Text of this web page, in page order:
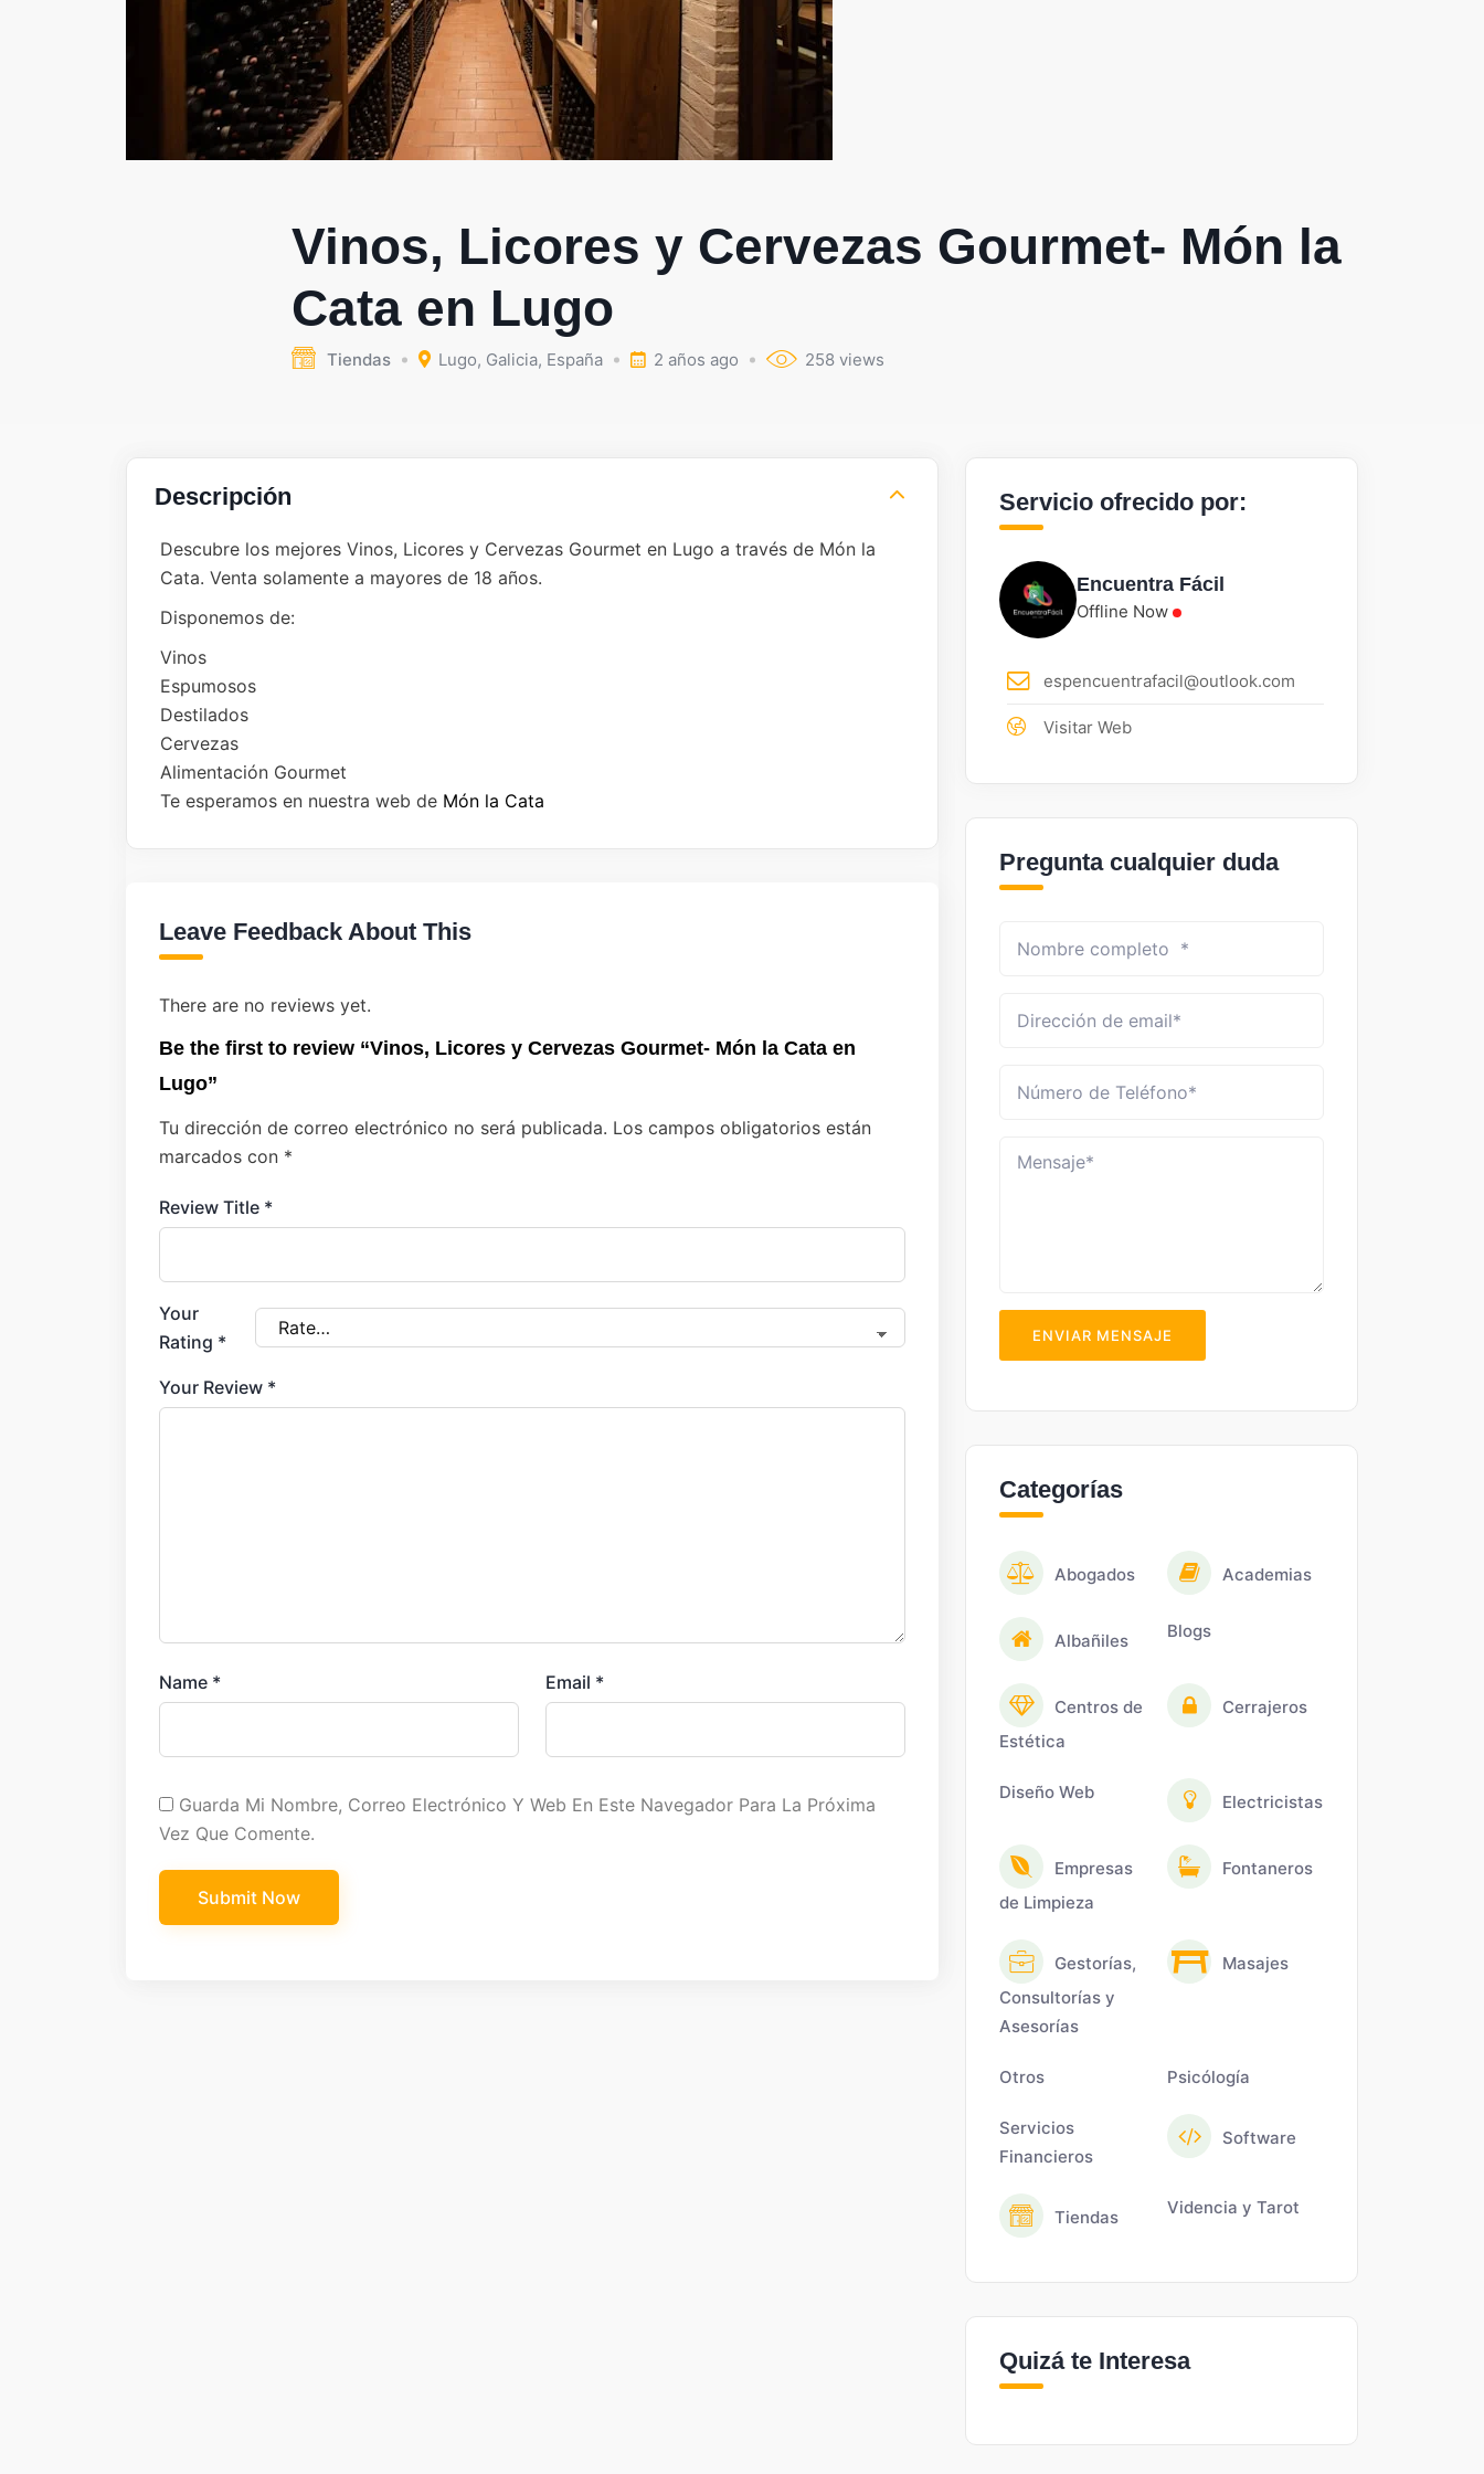
Vinos, Licores y Cervezas Gourmet- Món la
Cata en Lugo
Tiendas Lugo, Galicia, España 2 años ago 258 views
Descripción
Descubre los mejores Vinos, Licores y Cervezas Gourmet en Lugo a través de Món la
Cata. Venta solamente a mayores de 18 años.
Disponemos de:
Vinos
Espumosos
Destilados
Cervezas
Alimentación Gourmet
Te esperamos en nuestra web de Món la Cata
Leave Feedback About This
There are no reviews yet.
Be the first to review “Vinos, Licores y Cervezas Gourmet- Món la Cata en
Lugo”
Tu dirección de correo electrónico no será publicada. Los campos obligatorios están
marcados con *
Review Title *
Your
Rating *
Your Review *
Name * Email *
Guarda Mi Nombre, Correo Electrónico Y Web En Este Navegador Para La Próxima
Vez Que Comente.
Servicio ofrecido por:
Encuentra Fácil
Offline Now
espencuentrafacil@outlook.com
Visitar Web
Pregunta cualquier duda
ENVIAR MENSAJE
Categorías
Abogados Academias
Albañiles Blogs
Centros de
Estética
Cerrajeros
Diseño Web Electricistas
Empresas
de Limpieza
Fontaneros
Gestorías,
Consultorías y
Asesorías
Masajes
Otros Psicólogía
Servicios
Financieros
Software
Tiendas Videncia y Tarot
Quizá te Interesa